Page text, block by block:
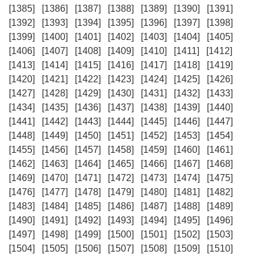
[1385]
[1386] [1387] [1388] [1389] [1390]
[1391]
[1392]
[1393] [1394] [1395] [1396] [1397]
[1398]
[1399]
[1400] [1401] [1402] [1403] [1404]
[1405]
[1406]
[1407] [1408] [1409] [1410] [1411]
[1412]
[1413]
[1414] [1415] [1416] [1417] [1418]
[1419]
[1420]
[1421] [1422] [1423] [1424] [1425]
[1426]
[1427]
[1428] [1429] [1430] [1431] [1432]
[1433]
[1434]
[1435] [1436] [1437] [1438] [1439]
[1440]
[1441]
[1442] [1443] [1444] [1445] [1446]
[1447]
[1448]
[1449] [1450] [1451] [1452] [1453]
[1454]
[1455]
[1456] [1457] [1458] [1459] [1460]
[1461]
[1462]
[1463] [1464] [1465] [1466] [1467]
[1468]
[1469]
[1470] [1471] [1472] [1473] [1474]
[1475]
[1476]
[1477] [1478] [1479] [1480] [1481]
[1482]
[1483]
[1484] [1485] [1486] [1487] [1488]
[1489]
[1490]
[1491] [1492] [1493] [1494] [1495]
[1496]
[1497]
[1498] [1499] [1500] [1501] [1502]
[1503]
[1504]
[1505] [1506] [1507] [1508] [1509]
[1510]